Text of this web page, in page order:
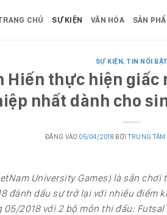
CHỦ SỰ KIỆN VĂN HÓA SẢN
SỰ KIỆN, TIN NỔI BẬT
Hiến thực hiện
nhất dành cho
ĐĂNG VÀO05/04/2018 BỞITRUNG
University Games) là sân
đánh dấu sự trở lại với nhiều điểm
2018 với 2 bộ môn thi đấu: